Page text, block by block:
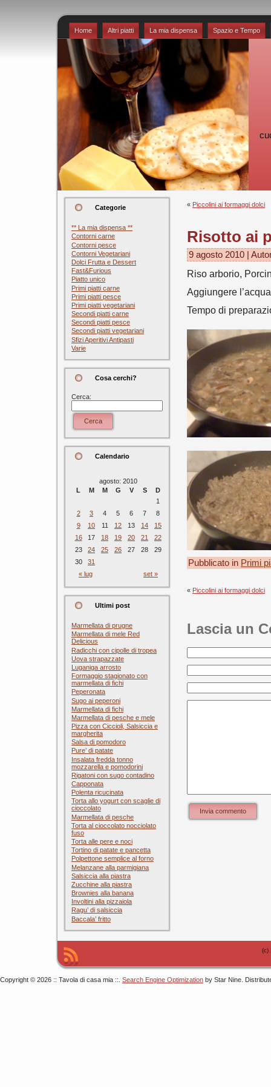
Home Altri piatti La mia dispensa Spazio e Tempo
Categorie
** La mia dispensa **
Contorni carne
Contorni pesce
Contorni Vegetariani
Dolci Frutta e Dessert
Fast&Furious
Piatto unico
Primi piatti carne
Primi piatti pesce
Primi piatti vegetariani
Secondi piatti carne
Secondi piatti pesce
Secondi piatti vegetariani
Sfizi Aperitivi Antipasti
Varie
Cosa cerchi?
Cerca:
Cerca
Calendario
agosto: 2010
L
M M G V S D
« lug set »
1
2
3 4 5 6 7
8
9
10 11 12 13 14
15
16
17 18 19 20 21
22
23
24 25 26 27 28
29
30
31
Ultimi post
Marmellata di prugne
Marmellata di mele Red
Delicious
Radicchi con cipolle di tropea
Uova strapazzate
Luganiga arrosto
Formaggio stagionato con
marmellata di fichi
Peperonata
Sugo ai peperoni
Marmellata di fichi
Marmellata di pesche e mele
Pizza con Ciccioli, Salsiccia e
margherita
Salsa di pomodoro
Pure’ di patate
Insalata fredda tonno
mozzarella e pomodorini
Rigatoni con sugo contadino
Capponata
Polenta ricucinata
Torta allo yogurt con scaglie di
cioccolato
Marmellata di pesche
Torta al cioccolato nocciolato
fuso
Torta alle pere e noci
Tortino di patate e pancetta
Polpettone semplice al forno
Melanzane alla parmigiana
Salsiccia alla piastra
Zucchine alla piastra
Brownies alla banana
Involtini alla pizzaiola
Ragu’ di salsiccia
Baccala’ fritto
« Piccolini ai formaggi dolci
Risotto ai
9 agosto 2010 |
Riso arborio,
Aggiungere
Tempo di
Pubblicato in Primi
« Piccolini ai formaggi dolci
Lascia un
Invia commento
(c)
Copyright © 2026 :: Tavola di casa mia ::. Search Engine Optimization by Star Nine.